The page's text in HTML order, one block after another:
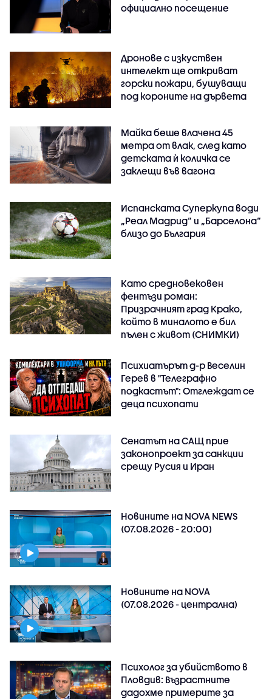
официално посещение
Дронове с изкуствен
интелект ще откриват
горски пожари, бушуващи
под короните на дървета
Майка беше влачена 45
метра от влак, след като
детската ѝ количка се
заклещи във вагона
Испанската Суперкупа води
„Реал Мадрид“ и „Барселона“
близо до България
Като средновековен
фентъзи роман:
Призрачният град Крако,
който в миналото е бил
пълен с живот (СНИМКИ)
Психиатърът д-р Веселин
Герев в "Телеграфно
подкастът": Отглеждат се
деца психопати
Сенатът на САЩ прие
законопроект за санкции
срещу Русия и Иран
Новините на NOVA NEWS
(07.08.2026 - 20:00)
Новините на NOVA
(07.08.2026 - централна)
Психолог за убийството в
Пловдив: Възрастните
дадохме примерите за